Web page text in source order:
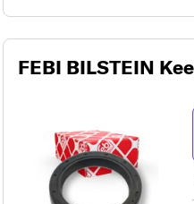
FEBI BILSTEIN